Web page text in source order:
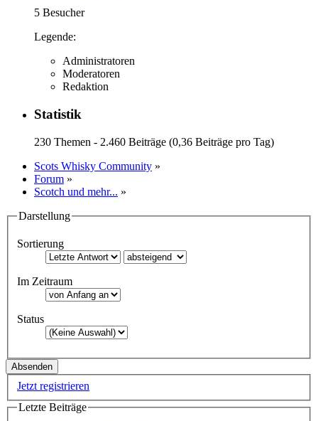
5 Besucher
Legende:
Administratoren
Moderatoren
Redaktion
Statistik
230 Themen - 2.460 Beiträge (0,36 Beiträge pro Tag)
Scots Whisky Community »
Forum »
Scotch und mehr... »
Darstellung
Sortierung
Im Zeitraum
Status
Jetzt registrieren
Letzte Beiträge